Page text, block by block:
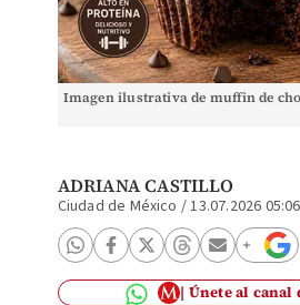
Imagen ilustrativa de muffin de
ADRIANA CASTILLO
Ciudad de México /13.07.2026
Únete al canal